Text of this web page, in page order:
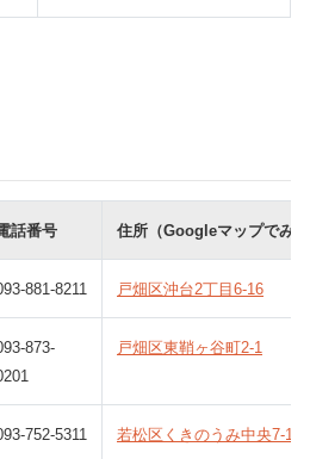
話番号 住所（Googleマップでみ
881-8211 戸畑区沖台2丁目6-16
873-
戸畑区東鞘ヶ谷町2-1
752-5311 若松区くきのうみ中央7-1